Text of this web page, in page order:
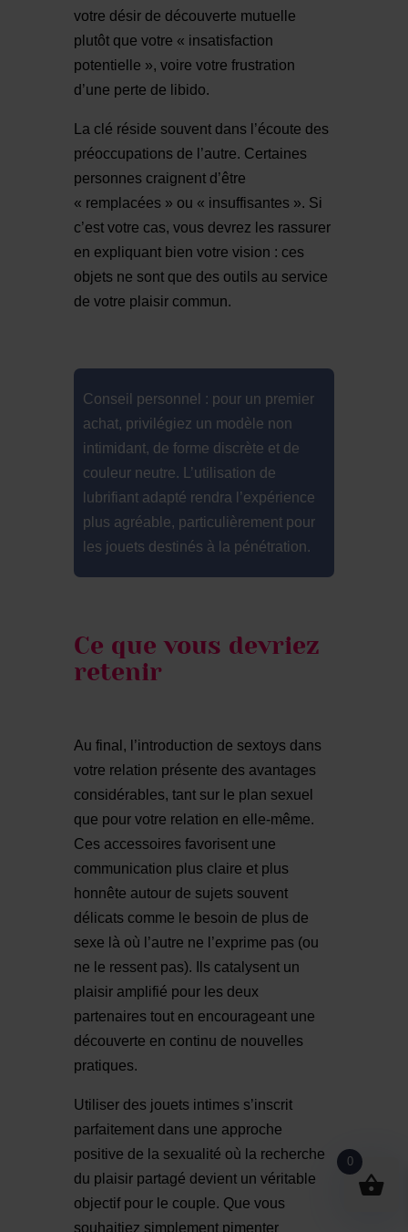
votre désir de découverte mutuelle
plutôt que votre « insatisfaction
potentielle », voire votre frustration
d’une perte de libido.
La clé réside souvent dans l’écoute des
préoccupations de l’autre. Certaines
personnes craignent d’être
« remplacées » ou « insuffisantes ». Si
c’est votre cas, vous devrez les rassurer
en expliquant bien votre vision : ces
objets ne sont que des outils au service
de votre plaisir commun.
Conseil personnel : pour un premier
achat, privilégiez un modèle non
intimidant, de forme discrète et de
couleur neutre. L’utilisation de
lubrifiant adapté rendra l’expérience
plus agréable, particulièrement pour
les jouets destinés à la pénétration.
Ce que vous devriez
retenir
Au final, l’introduction de sextoys dans
votre relation présente des avantages
considérables, tant sur le plan sexuel
que pour votre relation en elle-même.
Ces accessoires favorisent une
communication plus claire et plus
honnête autour de sujets souvent
délicats comme le besoin de plus de
sexe là où l’autre ne l’exprime pas (ou
ne le ressent pas). Ils catalysent un
plaisir amplifié pour les deux
partenaires tout en encourageant une
découverte en continu de nouvelles
pratiques.
Utiliser des jouets intimes s’inscrit
parfaitement dans une approche
positive de la sexualité où la recherche
du plaisir partagé devient un véritable
objectif pour le couple. Que vous
souhaitiez simplement pimenter
0